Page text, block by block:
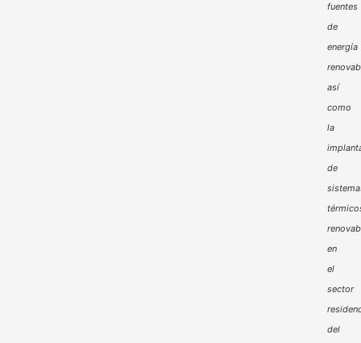
fuentes
de
energía
así
como
la
de
en
el
sector
del